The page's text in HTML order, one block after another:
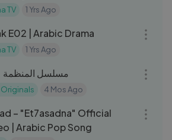
TV 1 Yrs Ago
E02 | Arabic Drama
TV 1 Yrs Ago
مسلسل المنظمة ｜
Originals 4 Mos Ago
– "Et7asadna" Official
| Arabic Pop Song